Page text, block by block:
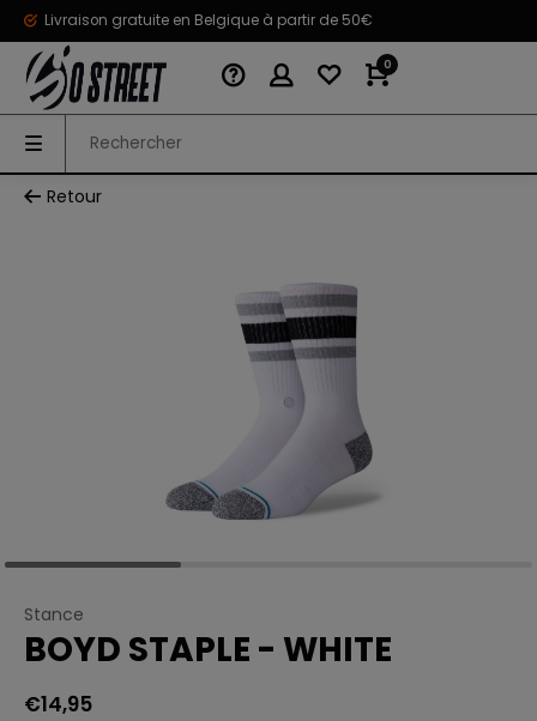
Livraison gratuite en Belgique à partir de 50€
0
Retour
Stance
BOYD STAPLE - WHITE
€14,95